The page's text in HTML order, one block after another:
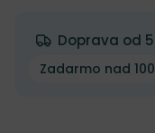
Doprava od
Zadarmo nad